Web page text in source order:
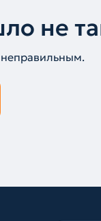
не